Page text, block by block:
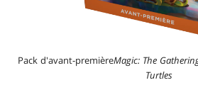
Pack d'avant-premièreMagic: The
Turtles